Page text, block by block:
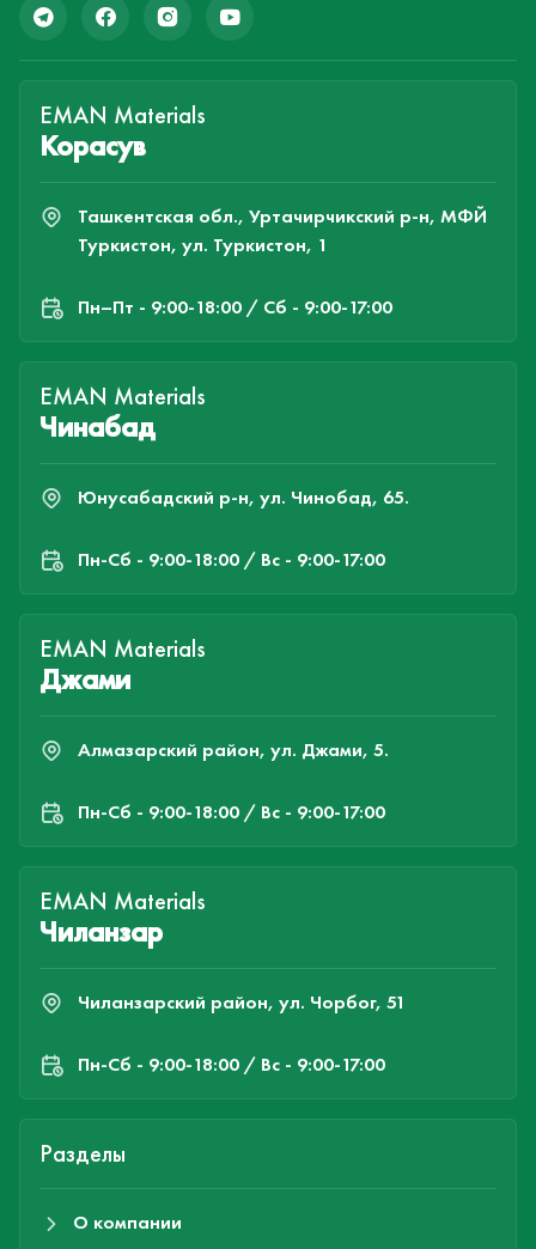
EMAN Materials
Корасув
Ташкентская обл., Уртачирчикский р-н, МФЙ
Туркистон, ул. Туркистон, 1
Пн–Пт - 9:00-18:00 / Сб - 9:00-17:00
EMAN Materials
Чинабад
Юнусабадский р-н, ул. Чинобад, 65.
Пн-Cб - 9:00-18:00 / Вс - 9:00-17:00
EMAN Materials
Джами
Алмазарский район, ул. Джами, 5.
Пн-Cб - 9:00-18:00 / Вс - 9:00-17:00
EMAN Materials
Чиланзар
Чиланзарский район, ул. Чорбог, 51
Пн-Cб - 9:00-18:00 / Вс - 9:00-17:00
Разделы
О компании